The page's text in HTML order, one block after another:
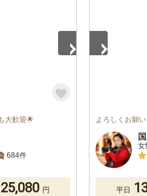
大歓迎🌟
684件
25,080 円
よろしくお願
女
平日